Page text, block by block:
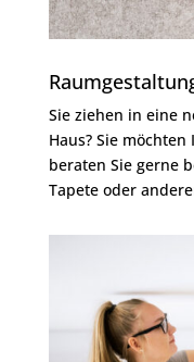
Sie ziehen in eine
Haus? Sie
beraten Sie gerne
Tapete oder